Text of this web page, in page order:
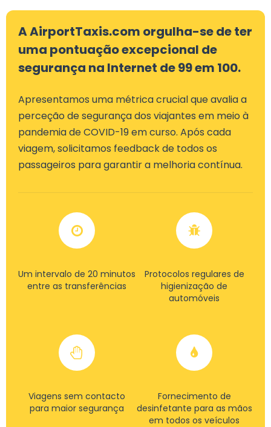
A AirportTaxis.com orgulha-se de ter
uma pontuação excepcional de
segurança na Internet de 99 em 100.
Apresentamos uma métrica crucial que avalia a
perceção de segurança dos viajantes em meio à
pandemia de COVID-19 em curso. Após cada
viagem, solicitamos feedback de todos os
passageiros para garantir a melhoria contínua.
Um intervalo de 20 minutos
entre as transferências
Protocolos regulares de
higienização de
automóveis
Viagens sem contacto
para maior segurança
Fornecimento de
desinfetante para as mãos
em todos os veículos